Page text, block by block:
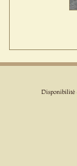
Disponibilité